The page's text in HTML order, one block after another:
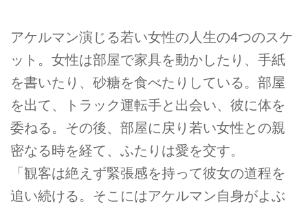
アケルマン演じる若い女性の人生の4つのスケ
ット。女性は部屋で家具を動かしたり、手紙
を書いたり、砂糖を食べたりしている。部屋
を出て、トラック運転手と出会い、彼に体を
委ねる。その後、部屋に戻り若い女性との親
密なる時を経て、ふたりは愛を交す。
「観客は絶えず緊張感を持って彼女の道程を
追い続ける。そこにはアケルマン自身がよぶ